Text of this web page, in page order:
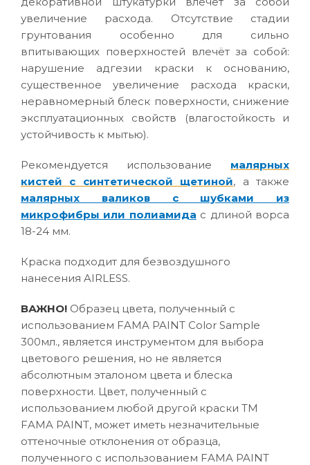
увеличение расхода. Отсутствие стадии
грунтования особенно для сильно
впитывающих поверхностей влечёт за собой:
нарушение адгезии краски к основанию,
существенное увеличение расхода краски,
неравномерный блеск поверхности, снижение
эксплуатационных свойств (влагостойкость и
устойчивость к мытью).
Рекомендуется использование малярных
кистей с синтетической щетиной, а также
малярных валиков с шубками из
микрофибры или полиамида с длиной ворса
18-24 мм.
Краска подходит для безвоздушного
нанесения AIRLESS.
ВАЖНО! Образец цвета, полученный с
использованием FAMA PAINT Color Sample
300мл., является инструментом для выбора
цветового решения, но не является
абсолютным эталоном цвета и блеска
поверхности. Цвет, полученный с
использованием любой другой краски ТМ
FAMA PAINT, может иметь незначительные
оттеночные отклонения от образца,
полученного с использованием FAMA PAINT